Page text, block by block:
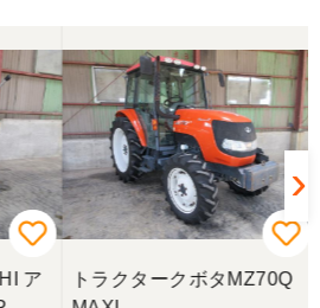
ア
トラクタークボタMZ70Q